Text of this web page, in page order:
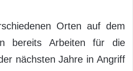
Orten auf dem
bereits Arbeiten für die
nächsten Jahre in Angriff